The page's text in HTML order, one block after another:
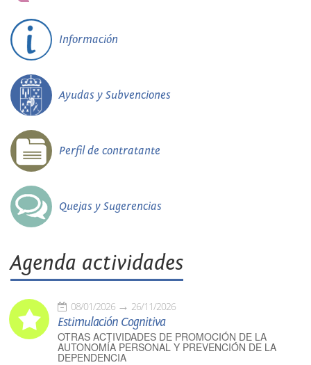
Información
Ayudas y Subvenciones
Perfil de contratante
Quejas y Sugerencias
Agenda actividades
08/01/2026 26/11/2026
Estimulación Cognitiva
OTRAS ACTIVIDADES DE PROMOCIÓN DE LA
AUTONOMÍA PERSONAL Y PREVENCIÓN DE LA
DEPENDENCIA